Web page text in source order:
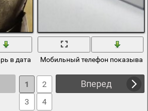
в датах с мечомМобильный телефон
Вперед
1
2
3
4